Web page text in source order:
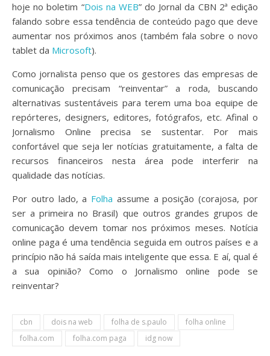
hoje no boletim “Dois na WEB” do Jornal da CBN 2ª edição
falando sobre essa tendência de conteúdo pago que deve
aumentar nos próximos anos (também fala sobre o novo
tablet da Microsoft).
Como jornalista penso que os gestores das empresas de
comunicação precisam “reinventar” a roda, buscando
alternativas sustentáveis para terem uma boa equipe de
repórteres, designers, editores, fotógrafos, etc. Afinal o
Jornalismo Online precisa se sustentar. Por mais
confortável que seja ler notícias gratuitamente, a falta de
recursos financeiros nesta área pode interferir na
qualidade das notícias.
Por outro lado, a Folha assume a posição (corajosa, por
ser a primeira no Brasil) que outros grandes grupos de
comunicação devem tomar nos próximos meses. Notícia
online paga é uma tendência seguida em outros países e a
princípio não há saída mais inteligente que essa. E aí, qual é
a sua opinião? Como o Jornalismo online pode se
reinventar?
cbn dois na web folha de s.paulo
folha online
folha.com
folha.com paga idg now